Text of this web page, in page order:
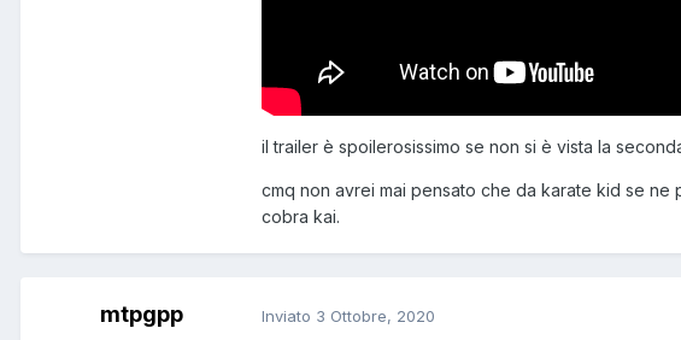
il trailer è spoilerosissimo se non si è vista la
cmq non avrei mai pensato che da karate kid se
cobra kai.
mtpgpp Inviato 3 Ottobre, 2020